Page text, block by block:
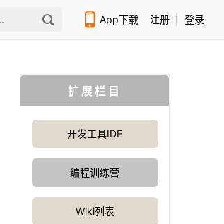
App下载
扫码下载编程狮APP
注册 登录
扩展栏目
开发工具IDE
编程训练营
Wiki列表